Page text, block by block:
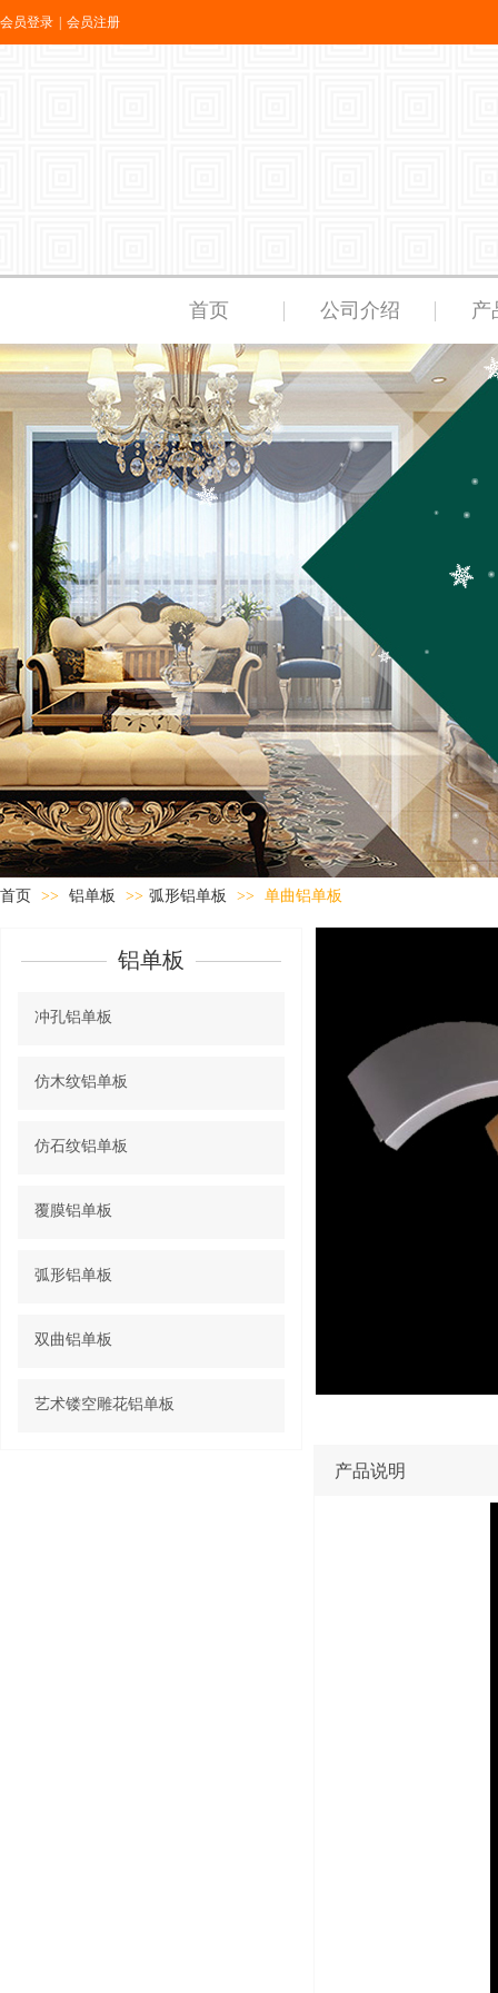
会员登录 会员注册
首页 公司介绍 产
首页 >> 铝单板 >> 弧形铝单板 >> 单曲铝单板
铝单板
冲孔铝单板
仿木纹铝单板
仿石纹铝单板
覆膜铝单板
弧形铝单板
双曲铝单板
艺术镂空雕花铝单板
产品说明